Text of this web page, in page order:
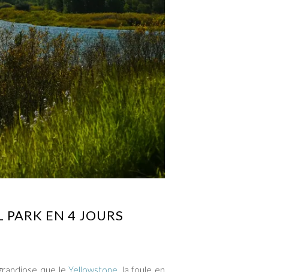
EN 4 JOURS
que leYellowstone, la foule en